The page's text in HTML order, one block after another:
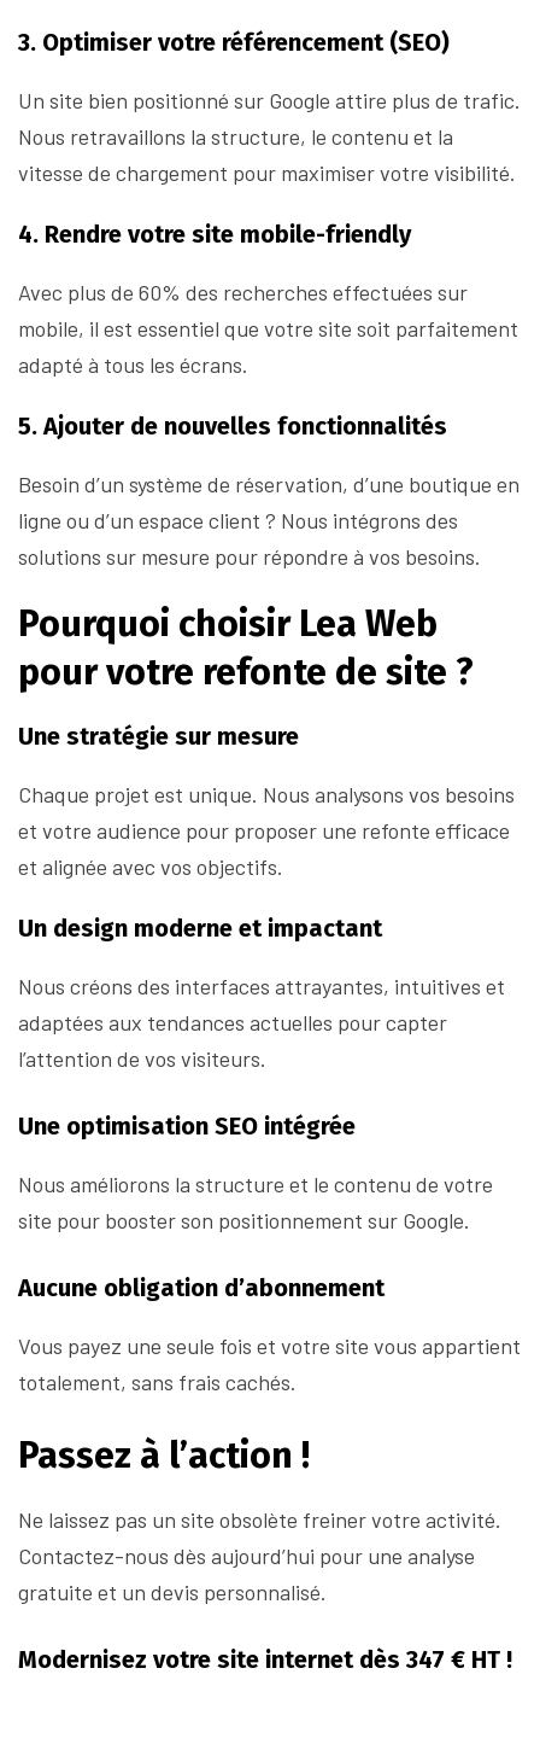
3. Optimiser votre référencement (SEO)
Un site bien positionné sur Google attire plus de trafic.
Nous retravaillons la structure, le contenu et la
vitesse de chargement pour maximiser votre visibilité.
4. Rendre votre site mobile-friendly
Avec plus de 60% des recherches effectuées sur
mobile, il est essentiel que votre site soit parfaitement
adapté à tous les écrans.
5. Ajouter de nouvelles fonctionnalités
Besoin d’un système de réservation, d’une boutique en
ligne ou d’un espace client ? Nous intégrons des
solutions sur mesure pour répondre à vos besoins.
Pourquoi choisir Lea Web
pour votre refonte de site ?
Une stratégie sur mesure
Chaque projet est unique. Nous analysons vos besoins
et votre audience pour proposer une refonte efficace
et alignée avec vos objectifs.
Un design moderne et impactant
Nous créons des interfaces attrayantes, intuitives et
adaptées aux tendances actuelles pour capter
l’attention de vos visiteurs.
Une optimisation SEO intégrée
Nous améliorons la structure et le contenu de votre
site pour booster son positionnement sur Google.
Aucune obligation d’abonnement
Vous payez une seule fois et votre site vous appartient
totalement, sans frais cachés.
Passez à l’action !
Ne laissez pas un site obsolète freiner votre activité.
Contactez-nous dès aujourd’hui pour une analyse
gratuite et un devis personnalisé.
Modernisez votre site internet dès 347 € HT !